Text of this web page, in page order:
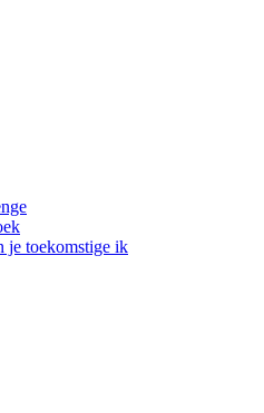
je toekomstige ik